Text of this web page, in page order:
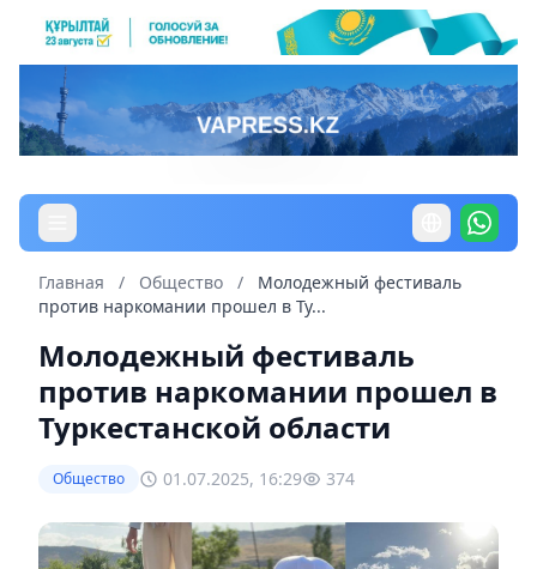
Главная / Общество /
Молодежный фестиваль
против наркомании прошел в Ту...
Молодежный фестиваль
против наркомании прошел в
Туркестанской области
Общество 01.07.2025, 16:29 374